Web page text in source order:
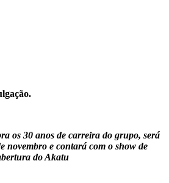
os 30 anos de carreira do grupo, será
novembro e contará com o show de
do Akatu